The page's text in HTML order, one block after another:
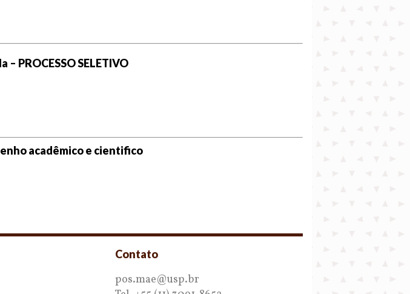
PROCESSO SELETIVO
acadêmico e cientifico
Contato
pos.mae@usp.br